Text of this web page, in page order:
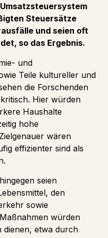
Steuersätze
und seien oft
so das Ergebnis.
und
Teile kultureller und
die Forschenden
Hier würden
Haushalte
hohe
wären
effizienter sind als
seien
den
sowie
würden
dienen, etwa durch